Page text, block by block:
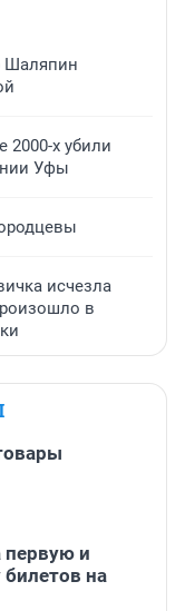
Шаляпин
2000-х убили
Уфы
исчезла
в
первую и
на